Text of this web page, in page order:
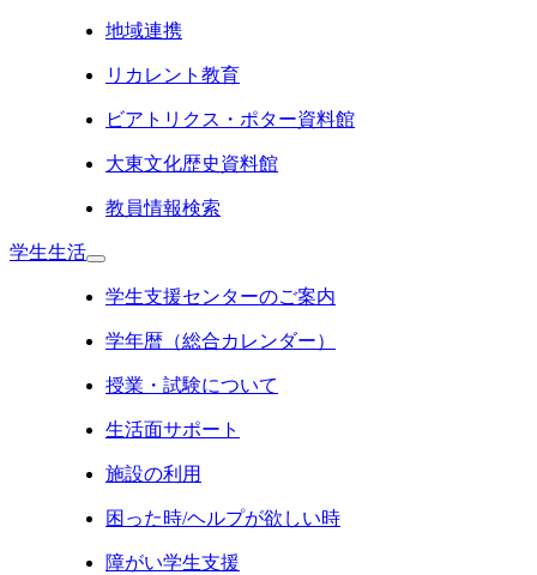
地域連携
リカレント教育
ビアトリクス・ポター資料館
大東文化歴史資料館
教員情報検索
学生生活
学生支援センターのご案内
学年暦（総合カレンダー）
授業・試験について
生活面サポート
施設の利用
困った時/ヘルプが欲しい時
障がい学生支援